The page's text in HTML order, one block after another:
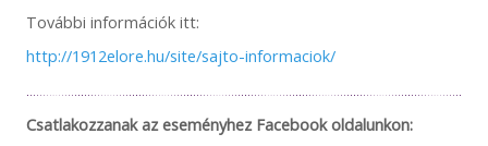
További információk itt:
http://1912elore.hu/site/sajto-informaciok/
Csatlakozzanak az eseményhez Facebook oldalunkon: